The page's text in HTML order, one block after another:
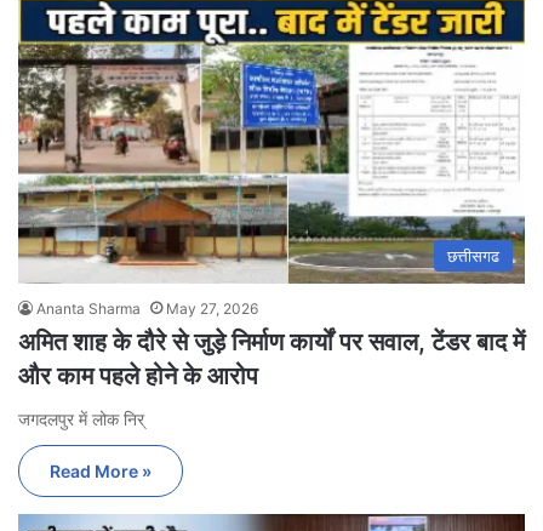
छत्तीसगढ
Ananta Sharma May 27, 2026
अमित शाह के दौरे से जुड़े निर्माण कार्यों पर सवाल, टेंडर बाद में
और काम पहले होने के आरोप
जगदलपुर में लोक निर्
Read More »